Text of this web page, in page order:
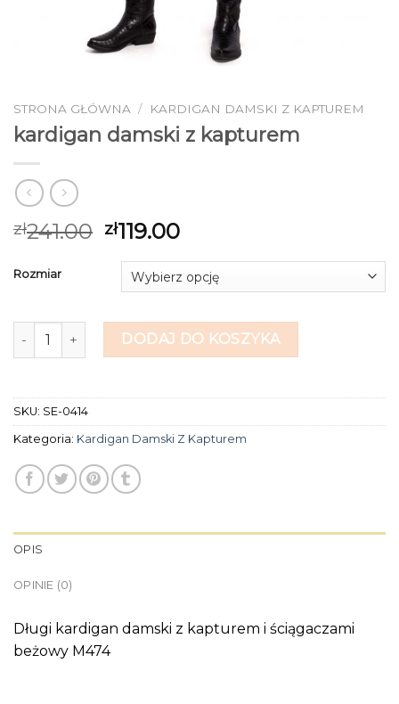
STRONA GŁÓWNA / KARDIGAN DAMSKI Z KAPTUREM
kardigan damski z kapturem
zł241.00 zł119.00
Rozmiar
ilość kardigan damski z kapturem
DODAJ DO KOSZYKA
SKU: SE-0414
Kategoria: Kardigan Damski Z Kapturem
OPIS
OPINIE (0)
Długi kardigan damski z kapturem i ściągaczami
beżowy M474